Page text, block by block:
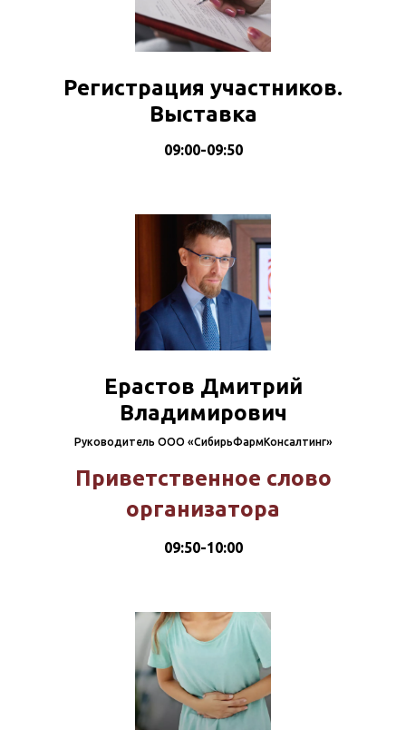
Регистрация участников.
Выставка
09:00-09:50
Ерастов Дмитрий
Владимирович
Руководитель ООО «СибирьФармКонсалтинг»
Приветственное слово
организатора
09:50-10:00